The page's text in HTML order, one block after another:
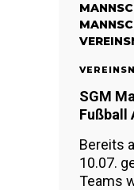
SGM
Fußball
Bereits
10.07.
Teams